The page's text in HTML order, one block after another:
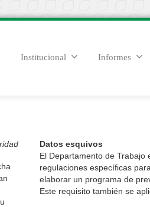
Institucional Informes
Datos esquivos
El Departamento de Trabajo
regulaciones específicas
elaborar un programa de
Este requisito también se